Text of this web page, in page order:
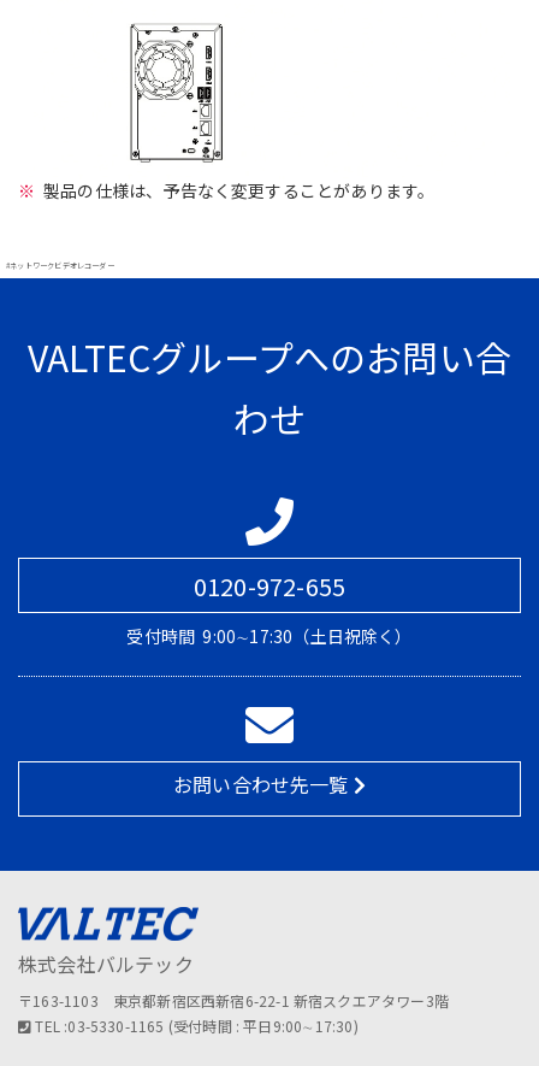
製品の仕様は、予告なく変更することがあります。
#ネットワークビデオレコーダー
VALTECグループへのお問い合
わせ
0120-972-655
受付時間 9:00∼17:30（土日祝除く）
お問い合わせ先一覧
株式会社バルテック
〒163-1103 東京都新宿区西新宿6-22-1 新宿スクエアタワー3階
TEL :03-5330-1165 (受付時間 : 平日9:00∼17:30)